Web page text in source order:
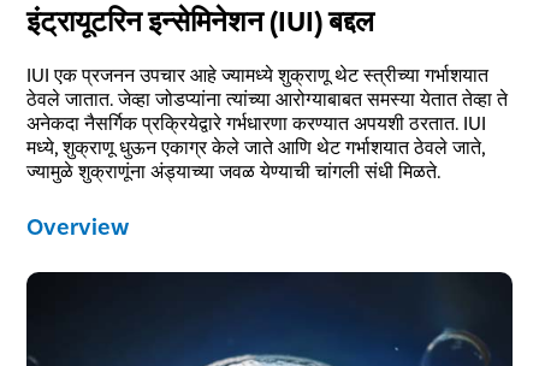
इंट्रायूटरिन इन्सेमिनेशन (IUI) बद्दल
IUI एक प्रजनन उपचार आहे ज्यामध्ये शुक्राणू थेट स्त्रीच्या गर्भाशयात
ठेवले जातात. जेव्हा जोडप्यांना त्यांच्या आरोग्याबाबत समस्या येतात तेव्हा ते
अनेकदा नैसर्गिक प्रक्रियेद्वारे गर्भधारणा करण्यात अपयशी ठरतात. IUI
मध्ये, शुक्राणू धुऊन एकाग्र केले जाते आणि थेट गर्भाशयात ठेवले जाते,
ज्यामुळे शुक्राणूंना अंड्याच्या जवळ येण्याची चांगली संधी मिळते.
Overview